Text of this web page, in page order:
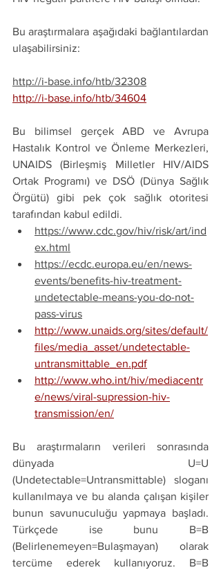
Bu araştırmalara aşağıdaki bağlantılardan
ulaşabilirsiniz:
http://i-base.info/htb/32308
http://i-base.info/htb/34604
Bu bilimsel gerçek ABD ve Avrupa
Hastalık Kontrol ve Önleme Merkezleri,
UNAIDS (Birleşmiş Milletler HIV/AIDS
Ortak Programı) ve DSÖ (Dünya Sağlık
Örgütü) gibi pek çok sağlık otoritesi
tarafından kabul edildi.
https://www.cdc.gov/hiv/risk/art/ind
ex.html
https://ecdc.europa.eu/en/news-
events/benefits-hiv-treatment-
undetectable-means-you-do-not-
pass-virus
http://www.unaids.org/sites/default/
files/media_asset/undetectable-
untransmittable_en.pdf
http://www.who.int/hiv/mediacentr
e/news/viral-supression-hiv-
transmission/en/
Bu araştırmaların verileri sonrasında
dünyada U=U
(Undetectable=Untransmittable) sloganı
kullanılmaya ve bu alanda çalışan kişiler
bunun savunuculuğu yapmaya başladı.
Türkçede ise bunu B=B
(Belirlenemeyen=Bulaşmayan) olarak
tercüme ederek kullanıyoruz. B=B